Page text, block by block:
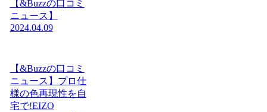
【&Buzzの口コミ
ニュース】
2024.04.09
【&Buzzの口コミ
ニュース】プロ仕
様の色再現性を自
宅で!EIZO